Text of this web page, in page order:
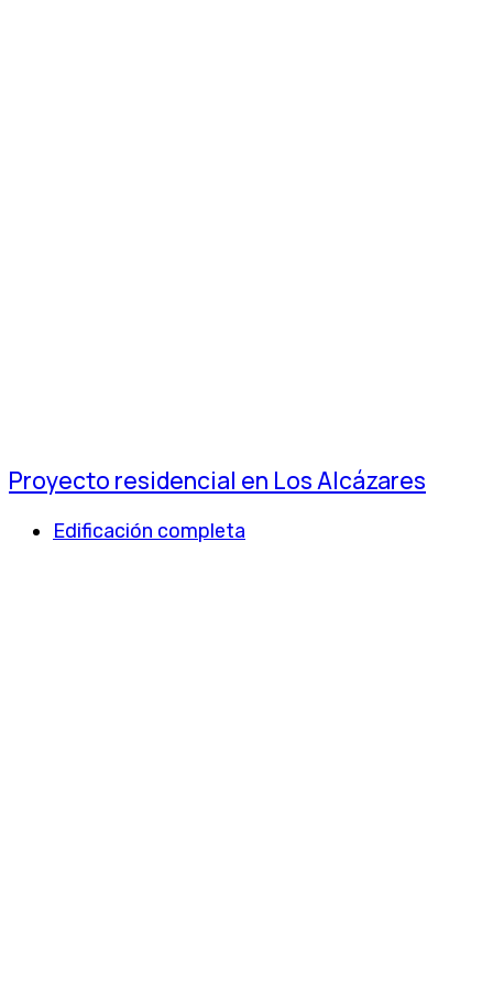
Proyecto residencial en Los Alcázares
Edificación completa